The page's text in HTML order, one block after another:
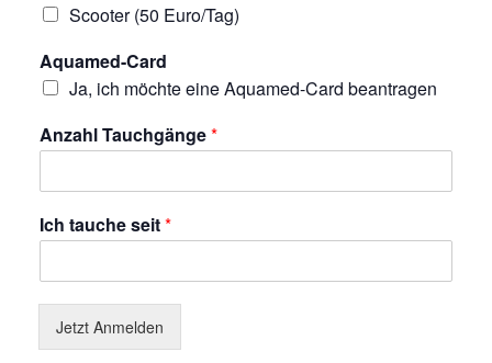
Scooter (50 Euro/Tag)
Aquamed-Card
Ja, ich möchte eine Aquamed-Card beantragen
Anzahl Tauchgänge*
Ich tauche seit*
Jetzt Anmelden